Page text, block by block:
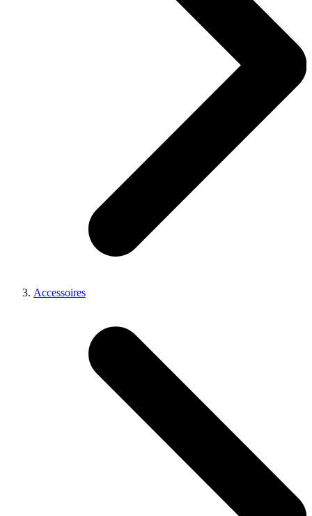
Accessoires